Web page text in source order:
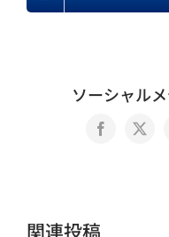
ソーシャル
Facebook
X
関連投稿